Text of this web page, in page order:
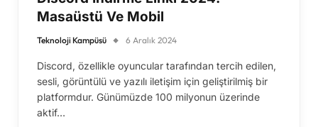
Masaüstü Ve Mobil
Teknoloji Kampüsü 6 Aralık 2024
Discord, özellikle oyuncular tarafından tercih edilen,
sesli, görüntülü ve yazılı iletişim için geliştirilmiş bir
platformdur. Günümüzde 100 milyonun üzerinde
aktif…